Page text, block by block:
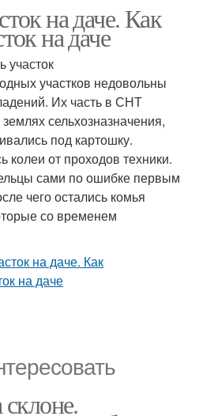
на даче. Как
на даче
участок
участков недовольны
Их часть в СНТ
сельхозназначения,
под картошку.
колеи от проходов техники.
сами по ошибке первым
чего остались комья
со временем